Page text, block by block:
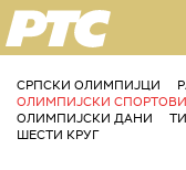
РТС
СРПСКИ ОЛИМПИЈЦИ
ОЛИМПИЈСКИ СПОРТОВИ
ОЛИМПИЈСКИ ДАНИ
ШЕСТИ КРУГ